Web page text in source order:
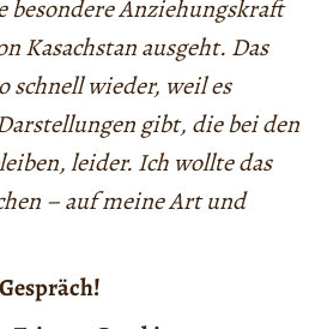
besondere Anziehungskraft
Kasachstan ausgeht. Das
schnell wieder, weil es
gibt, die bei den
leider. Ich wollte das
– auf meine Art und